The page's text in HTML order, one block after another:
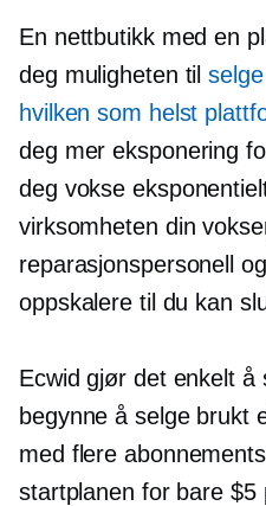
En nettbutikk med en
deg muligheten til
hvilken som helst
deg mer eksponering
deg vokse
virksomheten din
reparasjonspersonell
oppskalere til du kan
Ecwid gjør det enkelt å
begynne å selge brukt
med flere
startplanen for bare